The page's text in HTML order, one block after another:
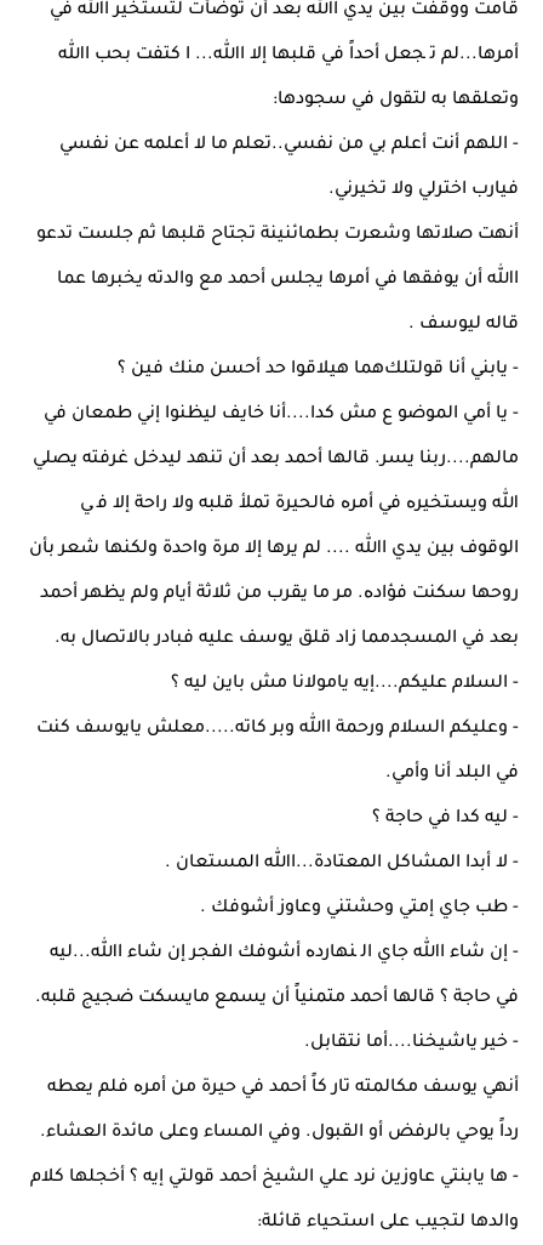
ﻗﺎﻣﺖ ووﻗﻔﺖ ﺑﻴﻦ ﻳﺪي اﷲ ﺑﻌﺪ أن ﺗﻮﺿﺄت ﻟﺘﺴﺘﺨﻴﺮ اﷲ ﻓﻲ
أﻣﺮﻫﺎ...ﻟﻢ ﺗ ﺠﻌﻞ أﺣﺪاً ﻓﻲ ﻗﻠﺒﻬﺎ إﻻ اﷲ... ا ﻛﺘﻔﺖ ﺑﺤﺐ اﷲ
وﺗﻌﻠﻘﻬﺎ ﺑﻪ ﻟﺘﻘﻮل ﻓﻲ ﺳﺠﻮدﻫﺎ:
- اﻟﻠﻬﻢ أﻧﺖ أﻋﻠﻢ ﺑﻲ ﻣﻦ ﻧﻔﺴﻲ..ﺗﻌﻠﻢ ﻣﺎ ﻻ أﻋﻠﻤﻪ ﻋﻦ ﻧﻔﺴﻲ
ﻓﻴﺎرب اﺧﺘﺮﻟﻲ وﻻ ﺗﺨﻴﺮﻧﻲ.
أﻧﻬﺖ ﺻﻼﺗﻬﺎ وﺷﻌﺮت ﺑﻄﻤﺎﺋﻨﻴﻨﺔ ﺗﺠﺘﺎح ﻗﻠﺒﻬﺎ ﺛﻢ ﺟﻠﺴﺖ ﺗﺪﻋﻮ
اﷲ أن ﻳﻮﻓﻘﻬﺎ ﻓﻲ أﻣﺮﻫﺎ ﻳﺠﻠﺲ أﺣﻤﺪ ﻣﻊ واﻟﺪﺗﻪ ﻳﺨﺒﺮﻫﺎ ﻋﻤﺎ
ﻗﺎﻟﻪ ﻟﻴﻮﺳﻒ .
- ﻳﺎﺑﻨﻲ أﻧﺎ ﻗﻮﻟﺘﻠﻚﻫﻤﺎ ﻫﻴﻼﻗﻮا ﺣﺪ أﺣﺴﻦ ﻣﻨﻚ ﻓﻴﻦ ؟
- ﻳﺎ أﻣﻲ اﻟﻤﻮﺿﻮ ع ﻣﺶ ﻛﺪا....أﻧﺎ ﺧﺎﻳﻒ ﻟﻴﻈﻨﻮا إﻧﻲ ﻃﻤﻌﺎن ﻓﻲ
ﻣﺎﻟﻬﻢ....رﺑﻨﺎ ﻳﺴﺮ. ﻗﺎﻟﻬﺎ أﺣﻤﺪ ﺑﻌﺪ أن ﺗﻨﻬﺪ ﻟﻴﺪﺧﻞ ﻏﺮﻓﺘﻪ ﻳﺼﻠﻲ
ﷲ وﻳﺴﺘﺨﻴﺮﻩ ﻓﻲ أﻣﺮﻩ ﻓﺎﻟﺤﻴﺮة ﺗﻤﻸ ﻗﻠﺒﻪ وﻻ راﺣﺔ إﻻ ﻓ ﻲ
اﻟﻮﻗﻮف ﺑﻴﻦ ﻳﺪي اﷲ .... ﻟﻢ ﻳﺮﻫﺎ إﻻ ﻣﺮة واﺣﺪة وﻟﻜﻨﻬﺎ ﺷﻌﺮ ﺑﺄن
روﺣﻬﺎ ﺳﻜﻨﺖ ﻓﺆادﻩ. ﻣﺮ ﻣﺎ ﻳﻘﺮب ﻣﻦ ﺛﻼﺛﺔ أﻳﺎم وﻟﻢ ﻳﻈﻬﺮ أﺣﻤﺪ
ﺑﻌﺪ ﻓﻲ اﻟﻤﺴﺠﺪﻣﻤﺎ زاد ﻗﻠﻖ ﻳﻮﺳﻒ ﻋﻠﻴﻪ ﻓﺒﺎدر ﺑﺎﻻﺗﺼﺎل ﺑﻪ.
- اﻟﺴﻼم ﻋﻠﻴﻜﻢ....إﻳﻪ ﻳﺎﻣﻮﻻﻧﺎ ﻣﺶ ﺑﺎﻳﻦ ﻟﻴﻪ ؟
- وﻋﻠﻴﻜﻢ اﻟﺴﻼم ورﺣﻤﺔ اﷲ وﺑﺮ ﻛﺎﺗﻪ.....ﻣﻌﻠﺶ ﻳﺎﻳﻮﺳﻒ ﻛﻨﺖ
ﻓﻲ اﻟﺒﻠﺪ أﻧﺎ وأﻣﻲ.
- ﻟﻴﻪ ﻛﺪا ﻓﻲ ﺣﺎﺟﺔ ؟
- ﻻ أﺑﺪا اﻟﻤﺸﺎﻛﻞ اﻟﻤﻌﺘﺎدة...اﷲ اﻟﻤﺴﺘﻌﺎن .
- ﻃﺐ ﺟﺎي إﻣﺘﻲ وﺣﺸﺘﻨﻲ وﻋﺎوز أﺷﻮﻓﻚ .
- إن ﺷﺎء اﷲ ﺟﺎي اﻟ ﻨﻬﺎردﻩ أﺷﻮﻓﻚ اﻟﻔﺠﺮ إن ﺷﺎء اﷲ...ﻟﻴﻪ
ﻓﻲ ﺣﺎﺟﺔ ؟ ﻗﺎﻟﻬﺎ أﺣﻤﺪ ﻣﺘﻤﻨﻴﺎً أن ﻳﺴﻤﻊ ﻣﺎﻳﺴﻜﺖ ﺿﺠﻴﺞ ﻗﻠﺒﻪ.
- ﺧﻴﺮ ﻳﺎﺷﻴﺨﻨﺎ....أﻣﺎ ﻧﺘﻘﺎﺑﻞ.
أﻧﻬﻲ ﻳﻮﺳﻒ ﻣﻜﺎﻟﻤﺘﻪ ﺗﺎر ﻛﺎً أﺣﻤﺪ ﻓﻲ ﺣﻴﺮة ﻣﻦ أﻣﺮﻩ ﻓﻠﻢ ﻳﻌﻄﻪ
رداً ﻳﻮﺣﻲ ﺑﺎﻟﺮﻓﺾ أو اﻟﻘﺒﻮل. وﻓﻲ اﻟﻤﺴﺎء وﻋﻠﻰ ﻣﺎﺋﺪة اﻟﻌﺸﺎء.
- ﻫﺎ ﻳﺎﺑﻨﺘﻲ ﻋﺎوزﻳﻦ ﻧﺮد ﻋﻠﻲ اﻟﺸﻴﺦ أﺣﻤﺪ ﻗﻮﻟﺘﻲ إﻳﻪ ؟ أﺧﺠﻠﻬﺎ ﻛﻼم
واﻟﺪﻫﺎ ﻟﺘﺠﻴﺐ ﻋﻠﻰ اﺳﺘﺤﻴﺎء ﻗﺎﺋﻠﺔ: